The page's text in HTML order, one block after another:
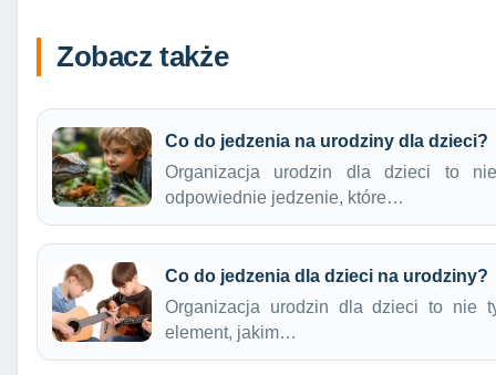
Zobacz także
Co do jedzenia na urodziny dla dzieci?
Organizacja urodzin dla dzieci to
odpowiednie jedzenie, które…
Co do jedzenia dla dzieci na urodziny?
Organizacja urodzin dla dzieci to nie
element, jakim…